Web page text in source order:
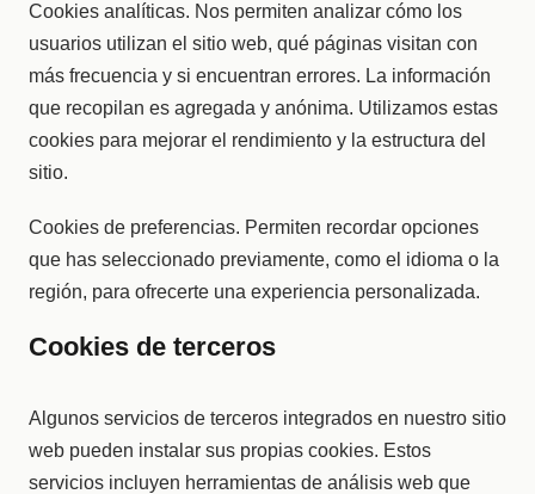
Cookies analíticas. Nos permiten analizar cómo los
usuarios utilizan el sitio web, qué páginas visitan con
más frecuencia y si encuentran errores. La información
que recopilan es agregada y anónima. Utilizamos estas
cookies para mejorar el rendimiento y la estructura del
sitio.
Cookies de preferencias. Permiten recordar opciones
que has seleccionado previamente, como el idioma o la
región, para ofrecerte una experiencia personalizada.
Cookies de terceros
Algunos servicios de terceros integrados en nuestro sitio
web pueden instalar sus propias cookies. Estos
servicios incluyen herramientas de análisis web que